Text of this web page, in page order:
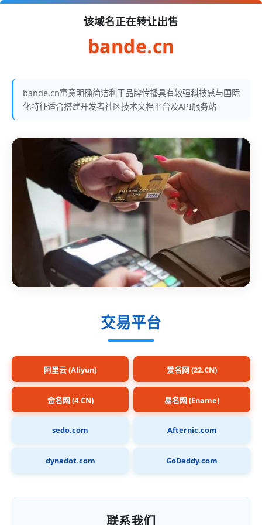
该域名正在转让出售
bande.cn
bande.cn寓意明确简洁利于品牌传播具有较强科技感与国际
化特征适合搭建开发者社区技术文档平台及API服务站
交易平台
阿里云 (Aliyun) 爱名网 (22.CN)
金名网 (4.CN) 易名网 (Ename)
sedo.com Afternic.com
dynadot.com GoDaddy.com
联系我们